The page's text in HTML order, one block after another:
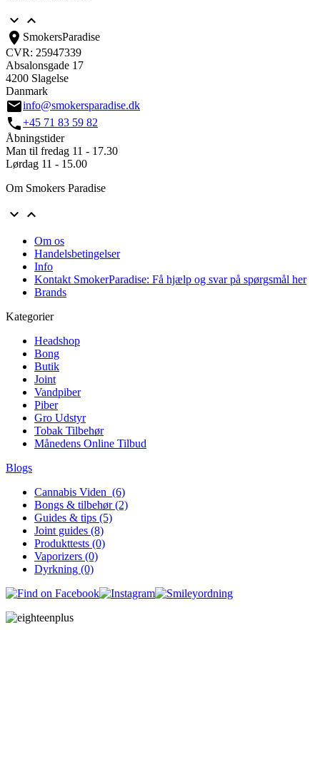
 
location_on SmokersParadise
CVR: 25947339
Absalonsgade 17
4200 Slagelse
Danmark
emailinfo@smokersparadise.dk
call+45 71 83 59 82
Åbningstider
Man til fredag 11 - 17.30
Lørdag 11 - 15.00
Om Smokers Paradise
 
Om os
Handelsbetingelser
Info
Kontakt SmokerParadise: Få hjælp og svar på spørgsmål her
Brands
Kategorier
Headshop
Bong
Butik
Joint
Vandpiber
Piber
Gro Udstyr
Tobak Tilbehør
Månedens Online Tilbud
Blogs
Cannabis Viden (6)
Bongs & tilbehør (2)
Guides & tips (5)
Joint guides (8)
Produkttests (0)
Vaporizers (0)
Dyrkning (0)